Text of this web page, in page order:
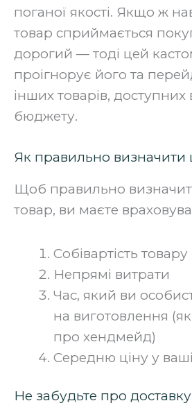
поганої якості. Якщо ж
товар сприймається
дорогий — тоді цей
проігнорує його та
інших товарів,
бюджету.‍
Як правильно визначити
Щоб правильно
товар, ви маєте
Собівартість товару
Непрямі витрати
Час, який ви
на виготовлення
про хендмейд)
Середню ціну у
Не забудьте про